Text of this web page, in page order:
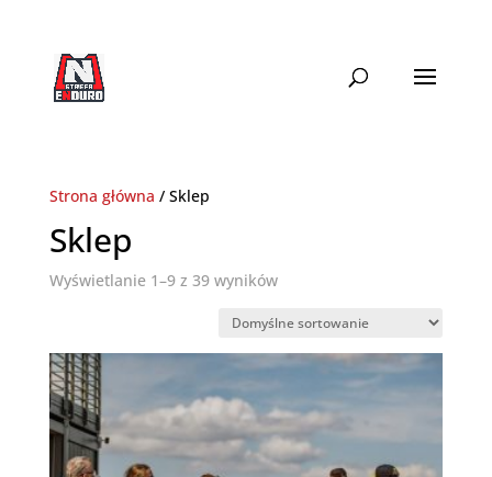
Strona główna / Sklep
Sklep
Wyświetlanie 1–9 z 39 wyników